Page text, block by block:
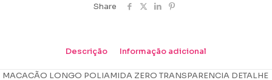
Share
Descrição Informação adicional
MACACÃO LONGO POLIAMIDA ZERO TRANSPARENCIA DETALHE